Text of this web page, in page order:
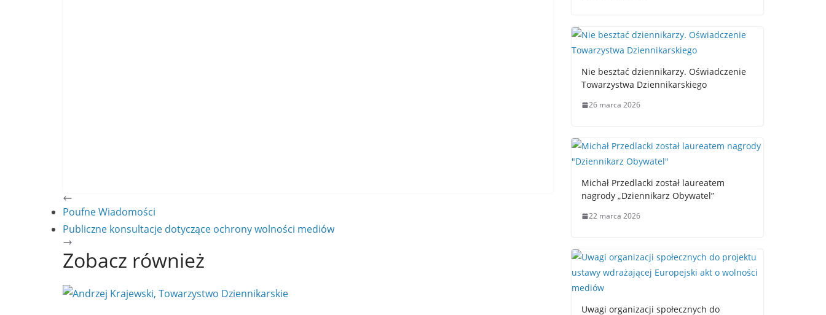
Poufne Wiadomości
Publiczne konsultacje dotyczące ochrony wolności mediów
Zobacz również
Nie besztać dziennikarzy. Oświadczenie
Towarzystwa Dziennikarskiego
26 marca 2026
Michał Przedlacki został laureatem
nagrody „Dziennikarz Obywatel”
22 marca 2026
Uwagi organizacji społecznych do